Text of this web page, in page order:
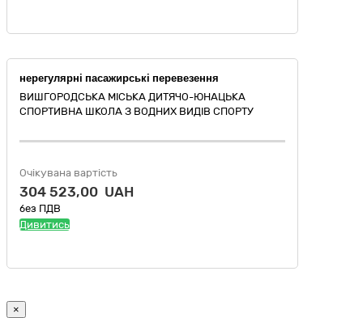
нерегулярні пасажирські перевезення
ВИШГОРОДСЬКА МІСЬКА ДИТЯЧО-ЮНАЦЬКА
СПОРТИВНА ШКОЛА З ВОДНИХ ВИДІВ СПОРТУ
Очікувана вартість
304 523,00 UAH
без ПДВ
Дивитись
×